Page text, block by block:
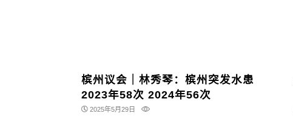
槟州议会｜林秀琴：槟州突发水患
2023年58次 2024年56次
2025年5月29日